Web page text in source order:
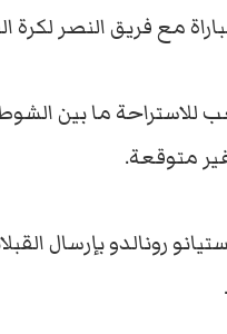
مع فريق النصر لكرة
ما بين
متوقعة.
رونالدو بإرسال